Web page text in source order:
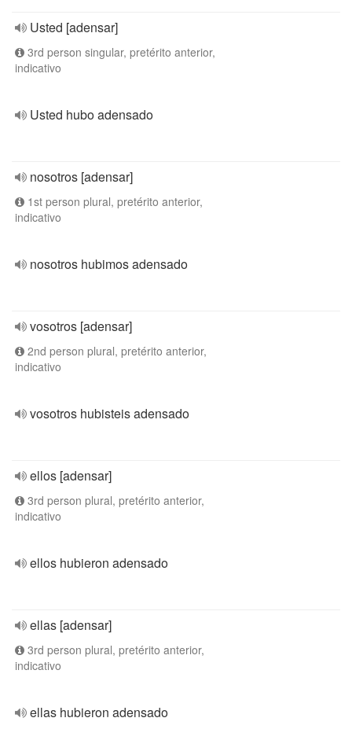
Usted [adensar]
3rd person singular, pretérito anterior,
indicativo
Usted hubo adensado
nosotros [adensar]
1st person plural, pretérito anterior,
indicativo
nosotros hubimos adensado
vosotros [adensar]
2nd person plural, pretérito anterior,
indicativo
vosotros hubisteis adensado
ellos [adensar]
3rd person plural, pretérito anterior,
indicativo
ellos hubieron adensado
ellas [adensar]
3rd person plural, pretérito anterior,
indicativo
ellas hubieron adensado